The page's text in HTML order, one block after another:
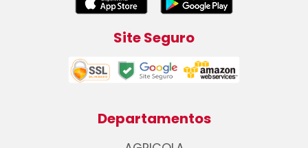
Site Seguro
Departamentos